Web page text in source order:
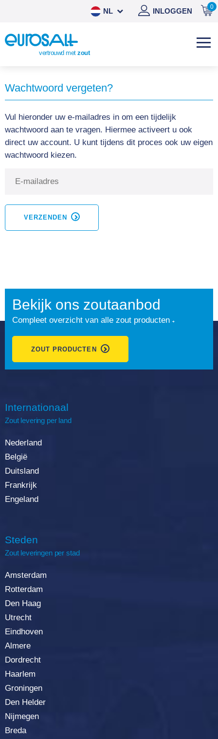
0
INLOGGEN
NL
vertrouwd metzout
Wachtwoord vergeten?
Vul hieronder uw e-mailadres in om een tijdelijk
wachtwoord aan te vragen. Hiermee activeert u ook
direct uw account. U kunt tijdens dit proces ook uw eigen
wachtwoord kiezen.
VERZENDEN
Bekijk ons zoutaanbod
Compleet overzicht van alle zout producten
ZOUT PRODUCTEN
Internationaal
Zout levering per land
Nederland
België
Duitsland
Frankrijk
Engeland
Steden
Zout leveringen per stad
Amsterdam
Rotterdam
Den Haag
Utrecht
Eindhoven
Almere
Dordrecht
Haarlem
Groningen
Den Helder
Nijmegen
Breda